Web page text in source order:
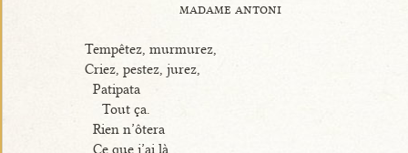
madame antoni
Tempêtez, murmurez,
Criez, pestez, jurez,
Patipata
Tout ça.
Rien n’ôtera
Ce que j’ai là